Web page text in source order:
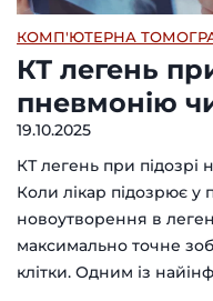
КОМП'ЮТЕРНА
КТ легень
пневмонію
19.10.2025
КТ легень при підозрі
Коли лікар підозрює у
новоутворення в
максимально точне
клітки. Одним із